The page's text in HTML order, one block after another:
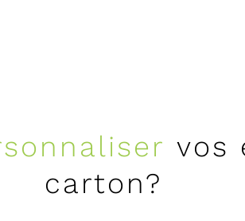
vos
carton?